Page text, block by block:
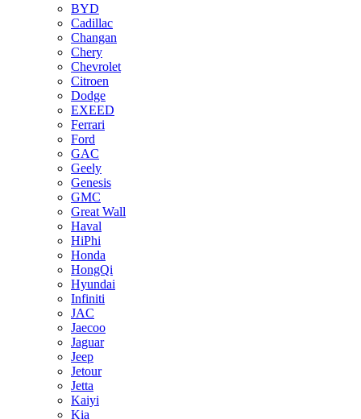
BYD
Cadillac
Changan
Chery
Chevrolet
Citroen
Dodge
EXEED
Ferrari
Ford
GAC
Geely
Genesis
GMC
Great Wall
Haval
HiPhi
Honda
HongQi
Hyundai
Infiniti
JAC
Jaecoo
Jaguar
Jeep
Jetour
Jetta
Kaiyi
Kia